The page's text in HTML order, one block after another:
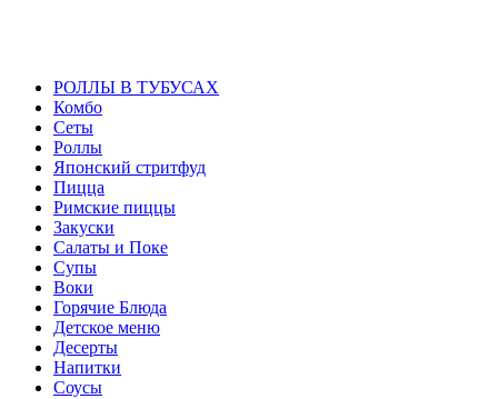
РОЛЛЫ В ТУБУСАХ
Комбо
Сеты
Роллы
Японский стритфуд
Пицца
Римские пиццы
Закуски
Салаты и Поке
Супы
Воки
Горячие Блюда
Детское меню
Десерты
Напитки
Соусы